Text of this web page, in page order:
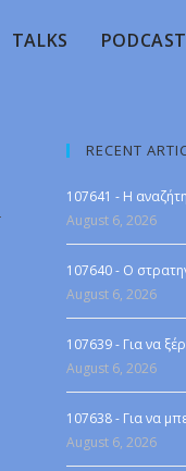
TALKS
RECENT
107641 - Η
August 6, 2026
107640 - Ο
August 6, 2026
107639 - Για να
August 6, 2026
107638 - Για να
August 6, 2026